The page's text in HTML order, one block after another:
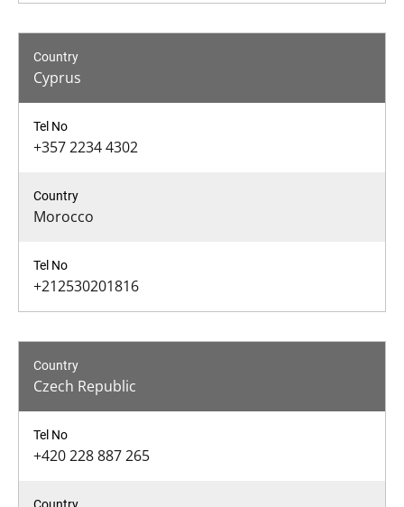
Cyprus
+357 2234 4302
Morocco
+212530201816
Czech Republic
+420 228 887 265